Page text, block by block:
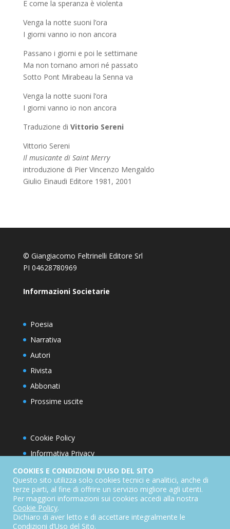
E come la speranza è violenta
Venga la notte suoni l’ora
I giorni vanno io non ancora
Passano i giorni e poi le settimane
Ma non tornano amori né passato
Sotto Pont Mirabeau la Senna va
Venga la notte suoni l’ora
I giorni vanno io non ancora
Traduzione di Vittorio Sereni
Vittorio Sereni
Il musicante di Saint Merry
introduzione di Pier Vincenzo Mengaldo
Giulio Einaudi Editore 1981, 2001
© Giangiacomo Feltrinelli Editore Srl
PI 04628780969
Informazioni Societarie
Poesia
Narrativa
Autori
Rivista
Abbonati
Prossime uscite
Cookie Policy
Informativa Privacy
Condizioni d’utilizzo del sito
Condizioni generali di abbonamento
Informativa sul diritto di recesso
Dichiarazione di accessibilità
COOKIES E CONDIZIONI D'USO DEL SITO
Questo sito utilizza solo cookies tecnici e analitici, anche di
terze parti, al fine di offrire un servizio migliore agli utenti.
Per maggiori informazioni sui cookies accedi alla nostra
Cookie Policy.
Dichiaro di aver letto e di accettare integralmente le
Condizioni d’Uso del Sito.